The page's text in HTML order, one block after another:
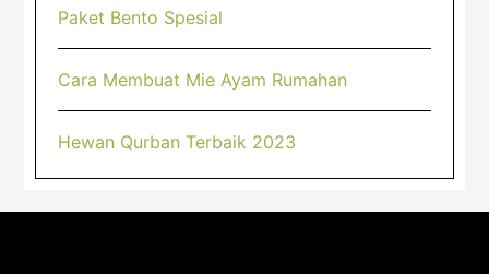
Paket Bento Spesial
Cara Membuat Mie Ayam Rumahan
Hewan Qurban Terbaik 2023